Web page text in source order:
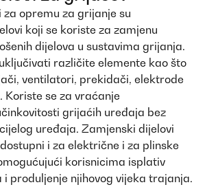
opremu za grijanje su
koji se koriste za zamjenu
dijelova u sustavima grijanja.
​​različite elemente kao što
ventilatori, prekidači, elektrode
Koriste se za vraćanje
grijaćih uređaja bez
uređaja. Zamjenski dijelovi
i za električne i za plinske
korisnicima isplativ
produljenje njihovog vijeka trajanja.